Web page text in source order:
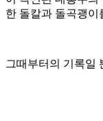
한 돌칼과 돌곡괭이
그때부터의 기록일